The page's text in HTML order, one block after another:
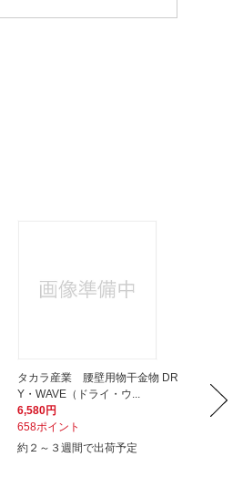
タカラ産業 腰壁用物干金物 DR
Y・WAVE（ドライ・ウ...
6,580円
658ポイント
約２～３週間で出荷予定
Y・
6,580円